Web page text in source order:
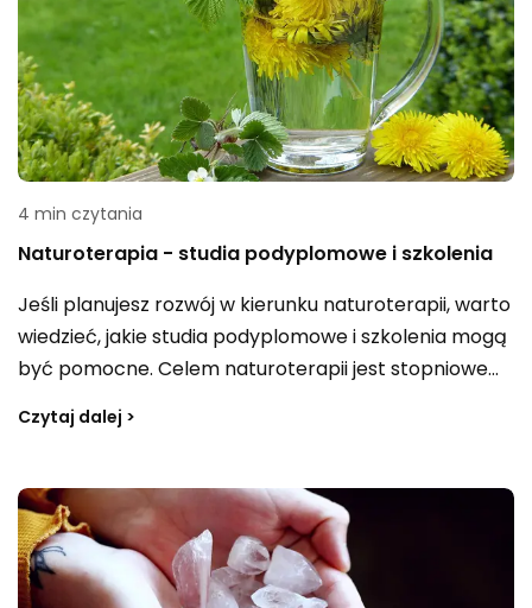
4 min czytania
Naturoterapia - studia podyplomowe i szkolenia
Jeśli planujesz rozwój w kierunku naturoterapii, warto
wiedzieć, jakie studia podyplomowe i szkolenia mogą
być pomocne. Celem naturoterapii jest stopniowe
naturalnych środków, a w diagnostyce naturopaci
biorezonans elektromagnetyczny (Mezator M1). W
2026 roku kierunki związane z naturoterapią i
profilaktyką zdrowia są coraz chętniej wybierane, a
wiedzę można zdobywać także online — m.in. na
Czytaj dalej >